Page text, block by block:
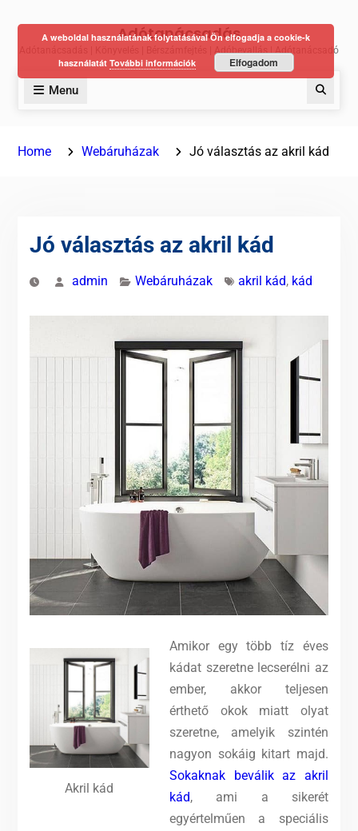
Adótanácsadás
Adótanácsadás | Könyvelés | Bérszámfejtés | Adóbevallás | Adótanácsadó
Menu
Home Webáruházak Jó választás az akril kád
Jó választás az akril kád
admin Webáruházak akril kád, kád
Akril kád
Amikor egy több tíz éves
kádat szeretne lecserélni az
ember, akkor teljesen
érthető okok miatt olyat
szeretne, amelyik szintén
nagyon sokáig kitart majd.
Sokaknak beválik az akril
kád, ami a sikerét
egyértelműen a speciális
A weboldal használatának folytatásával Ön elfogadja a cookie-k
használatát További információk Elfogadom